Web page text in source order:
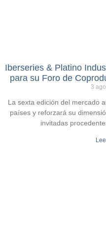
Iberseries & Platino
para su Foro de
3
La sexta edición del mercado
países y reforzará su
invitadas